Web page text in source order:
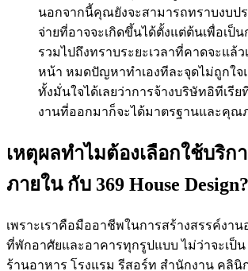
นอกจากนี้คุณยังจะสามารถทราบงบป
จ่ายที่อาจจะเกิดขึ้นได้ตั้งแต่ต้นเพื่อเป็
รวมไปถึงทราบระยะเวลาที่คาดจะแล้
หน้า หมดปัญหาทำเองทีละจุดไม่ถูกใจ
ทั้งมั่นใจได้เลยว่าการจ้างบริษัทอิทีเรี
งานที่ออกมาก็จะได้มาตรฐานและคุณ
เหตุผลทำไมต้องเลือกใช้บริก
ภายใน กับ 369 House Design?
เพราะเราคือมืออาชีพในการสร้างสรรค์งา
ที่พักอาศัยและอาคารทุกรูปแบบ ไม่ว่าจะเป็
ร้านอาหาร โรงแรม รีสอร์ท สำนักงาน คลิ